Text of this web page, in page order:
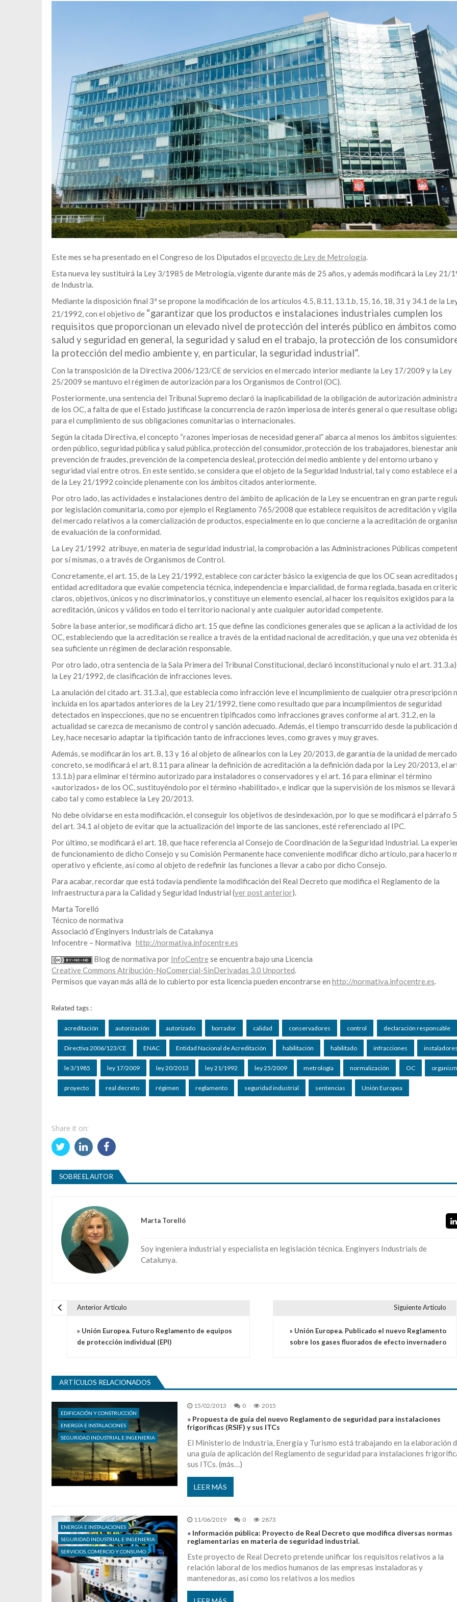
Este mes se ha presentado en el Congreso de los Diputados el proyecto de Ley de Metrología.
Esta nueva ley sustituirá la Ley 3/1985 de Metrología, vigente durante más de 25 años, y además modificará la Ley 21/
de Industria.
Mediante la disposición final 3ª se propone la modificación de los artículos 4.5, 8.11, 13.1.b, 15, 16, 18, 31 y 34.1 de la
21/1992, con el objetivo de “garantizar que los productos e instalaciones industriales cumplen los
requisitos que proporcionan un elevado nivel de protección del interés público en ámbitos
salud y seguridad en general, la seguridad y salud en el trabajo, la protección de los
la protección del medio ambiente y, en particular, la seguridad industrial”.
Con la transposición de la Directiva 2006/123/CE de servicios en el mercado interior mediante la Ley 17/2009 y la Ley
25/2009 se mantuvo el régimen de autorización para los Organismos de Control (OC).
Posteriormente, una sentencia del Tribunal Supremo declaró la inaplicabilidad de la obligación de autorización
de los OC, a falta de que el Estado justificase la concurrencia de razón imperiosa de interés general o que resultase
para el cumplimiento de sus obligaciones comunitarias o internacionales.
Según la citada Directiva, el concepto “razones imperiosas de necesidad general” abarca al menos los ámbitos siguientes:
orden público, seguridad pública y salud pública, protección del consumidor, protección de los trabajadores, bienestar
prevención de fraudes, prevención de la competencia desleal, protección del medio ambiente y del entorno urbano y
seguridad vial entre otros. En este sentido, se considera que el objeto de la Seguridad Industrial, tal y como establece el
de la Ley 21/1992 coincide plenamente con los ámbitos citados anteriormente.
Por otro lado, las actividades e instalaciones dentro del ámbito de aplicación de la Ley se encuentran en gran parte
por legislación comunitaria, como por ejemplo el Reglamento 765/2008 que establece requisitos de acreditación y
del mercado relativos a la comercialización de productos, especialmente en lo que concierne a la acreditación de
de evaluación de la conformidad.
La Ley 21/1992 atribuye, en materia de seguridad industrial, la comprobación a las Administraciones Públicas
por sí mismas, o a través de Organismos de Control.
Concretamente, el art. 15, de la Ley 21/1992, establece con carácter básico la exigencia de que los OC sean acreditados
entidad acreditadora que evalúe competencia técnica, independencia e imparcialidad, de forma reglada, basada en
claros, objetivos, únicos y no discriminatorios, y constituye un elemento esencial, al hacer los requisitos exigidos para la
acreditación, únicos y válidos en todo el territorio nacional y ante cualquier autoridad competente.
Sobre la base anterior, se modificará dicho art. 15 que define las condiciones generales que se aplican a la actividad de los
OC, estableciendo que la acreditación se realice a través de la entidad nacional de acreditación, y que una vez obtenida
sea suficiente un régimen de declaración responsable.
Por otro lado, otra sentencia de la Sala Primera del Tribunal Constitucional, declaró inconstitucional y nulo el art.
la Ley 21/1992, de clasificación de infracciones leves.
La anulación del citado art. 31.3.a), que establecía como infracción leve el incumplimiento de cualquier otra prescripción
incluida en los apartados anteriores de la Ley 21/1992, tiene como resultado que para incumplimientos de seguridad
detectados en inspecciones, que no se encuentren tipificados como infracciones graves conforme al art. 31.2, en la
actualidad se carezca de mecanismo de control y sanción adecuado. Además, el tiempo transcurrido desde la publicación
Ley, hace necesario adaptar la tipificación tanto de infracciones leves, como graves y muy graves.
Además, se modificarán los art. 8, 13 y 16 al objeto de alinearlos con la Ley 20/2013, de garantía de la unidad de
concreto, se modificará el art. 8.11 para alinear la definición de acreditación a la definición dada por la Ley 20/2013, el
13.1.b) para eliminar el término autorizado para instaladores o conservadores y el art. 16 para eliminar el término
«autorizados» de los OC, sustituyéndolo por el término «habilitado», e indicar que la supervisión de los mismos se llevará
cabo tal y como establece la Ley 20/2013.
No debe olvidarse en esta modificación, el conseguir los objetivos de desindexación, por lo que se modificará el párrafo
del art. 34.1 al objeto de evitar que la actualización del importe de las sanciones, esté referenciado al IPC.
Por último, se modificará el art. 18, que hace referencia al Consejo de Coordinación de la Seguridad Industrial. La
de funcionamiento de dicho Consejo y su Comisión Permanente hace conveniente modificar dicho artículo, para hacerlo
operativo y eficiente, así como al objeto de redefinir las funciones a llevar a cabo por dicho Consejo.
Para acabar, recordar que está todavía pendiente la modificación del Real Decreto que modifica el Reglamento de la
Infraestructura para la Calidad y Seguridad Industrial (ver post anterior).
Marta Torelló
Técnico de normativa
Associació d’Enginyers Industrials de Catalunya
Infocentre – Normativa http://normativa.infocentre.es
Blog de normativa por InfoCentre se encuentra bajo una Licencia
Creative Commons Atribución-NoComercial-SinDerivadas 3.0 Unported.
Permisos que vayan más allá de lo cubierto por esta licencia pueden encontrarse en http://normativa.infocentre.es.
Related tags :
acreditación autorización autorizado borrador calidad conservadores control declaración responsable
Directiva 2006/123/CE ENAC Entidad Nacional de Acreditación habilitación habilitado infracciones instaladores
le 3/1985 ley 17/2009 ley 20/2013 ley 21/1992 ley 25/2009 metrología normalización OC
proyecto real decreto régimen reglamento seguridad industrial sentencias Unión Europea
Share it on:
SOBRE EL AUTOR
Marta Torelló
Soy ingeniera industrial y especialista en legislación técnica. Enginyers Industrials de
Catalunya.
Navegación de entradas
Anterior Articulo
» Unión Europea. Futuro Reglamento de equipos
de protección individual (EPI)
Siguiente Articulo
» Unión Europea. Publicado el nuevo Reglamento
sobre los gases fluorados de efecto invernadero
ARTÍCULOS RELACIONADOS
EDIFICACIÓN Y CONSTRUCCIÓN
ENERGÍA E INSTALACIONES
SEGURIDAD INDUSTRIAL E INGENIERIA
15/02/2013 0 2015
» Propuesta de guía del nuevo Reglamento de seguridad para instalaciones
frigoríficas (RSIF) y sus ITCs
El Ministerio de Industria, Energía y Turismo está trabajando en la elaboración
una guía de aplicación del Reglamento de seguridad para instalaciones
sus ITCs. (más…)
LEER MÁS
ENERGÍA E INSTALACIONES
SEGURIDAD INDUSTRIAL E INGENIERIA
SERVICIOS, COMERCIO Y CONSUMO
11/06/2019 0 2873
» Información pública: Proyecto de Real Decreto que modifica diversas normas
reglamentarias en materia de seguridad industrial.
Este proyecto de Real Decreto pretende unificar los requisitos relativos a la
relación laboral de los medios humanos de las empresas instaladoras y
mantenedoras, así como los relativos a los medios